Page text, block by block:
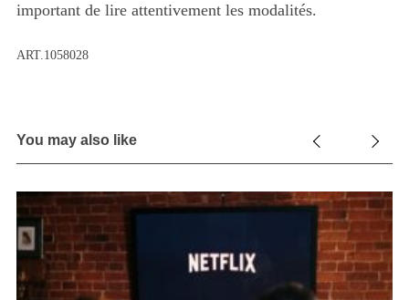
important de lire attentivement les modalités.
ART.1058028
You may also like